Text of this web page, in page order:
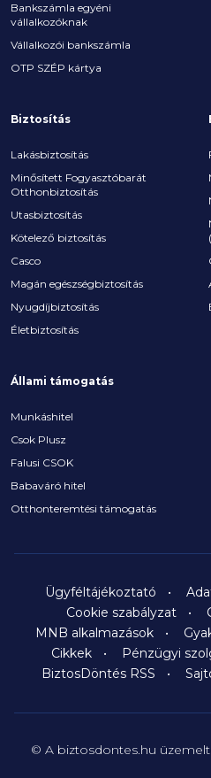
Bankszámla egyéni
vállalkozóknak
Vállalkozói bankszámla
OTP SZÉP kártya
Biztosítás
Lakásbiztosítás
Minősített Fogyasztóbarát
Otthonbiztosítás
Utasbiztosítás
Kötelező biztosítás
Casco
Magán egészségbiztosítás
Nyugdíjbiztosítás
Életbiztosítás
Állami támogatás
Munkáshitel
Csok Plusz
Falusi CSOK
Babaváró hitel
Otthonteremtési támogatás
Ügyféltájékoztató
Cookie szabályzat
MNB alkalmazások
Cikkek
Pénzügyi
BiztosDöntés RSS
© A biztosdontes.hu